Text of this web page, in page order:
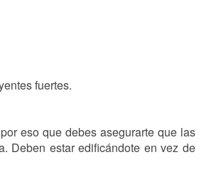
fuertes.
eso que debes asegurarte que las
Deben estar edificándote en vez de